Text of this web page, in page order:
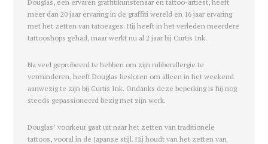
Douglas, een ervaren graffitikunstenaar en tattoo-artiest, heeft
meer dan 20 jaar ervaring in de graffiti wereld en 16 jaar ervaring
met het zetten van tatoeages. Hij heeft in het verleden meerdere
tattooshops gehad, maar werkt nu al 2 jaar bij Curtis Ink.
Na veel geprobeerd te hebben om zijn rubberallergie te
verminderen, heeft Douglas besloten om alleen in het weekend
aanwezig te zijn bij Curtis Ink. Ondanks deze beperking is hij nog
steeds gepassioneerd bezig met zijn werk.
Douglas’ voorkeur gaat uit naar het zetten van traditionele
tattoos, vooral in de Japanse stijl. Hij houdt van het zetten van